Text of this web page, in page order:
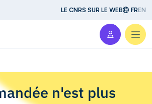
LE CNRS SUR LE WEB FREN
n'est plus